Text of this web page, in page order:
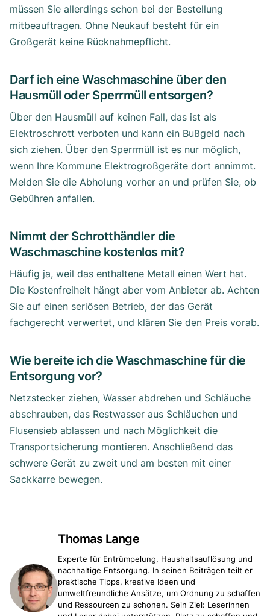
müssen Sie allerdings schon bei der Bestellung
mitbeauftragen. Ohne Neukauf besteht für ein
Großgerät keine Rücknahmepflicht.
Darf ich eine Waschmaschine über den
Hausmüll oder Sperrmüll entsorgen?
Über den Hausmüll auf keinen Fall, das ist als
Elektroschrott verboten und kann ein Bußgeld nach
sich ziehen. Über den Sperrmüll ist es nur möglich,
wenn Ihre Kommune Elektrogroßgeräte dort annimmt.
Melden Sie die Abholung vorher an und prüfen Sie, ob
Gebühren anfallen.
Nimmt der Schrotthändler die
Waschmaschine kostenlos mit?
Häufig ja, weil das enthaltene Metall einen Wert hat.
Die Kostenfreiheit hängt aber vom Anbieter ab. Achten
Sie auf einen seriösen Betrieb, der das Gerät
fachgerecht verwertet, und klären Sie den Preis vorab.
Wie bereite ich die Waschmaschine für die
Entsorgung vor?
Netzstecker ziehen, Wasser abdrehen und Schläuche
abschrauben, das Restwasser aus Schläuchen und
Flusensieb ablassen und nach Möglichkeit die
Transportsicherung montieren. Anschließend das
schwere Gerät zu zweit und am besten mit einer
Sackkarre bewegen.
Thomas Lange
Experte für Entrümpelung, Haushaltsauflösung und
nachhaltige Entsorgung. In seinen Beiträgen teilt er
praktische Tipps, kreative Ideen und
umweltfreundliche Ansätze, um Ordnung zu schaffen
und Ressourcen zu schonen. Sein Ziel: Leserinnen